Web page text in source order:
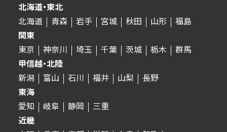
北海道・東北
北海道
青森 岩手 宮城 秋田 山形
福島
関東
東京
神奈川 埼玉 千葉 茨城 栃木
群馬
甲信越・北陸
新潟
富山 石川 福井 山梨
長野
東海
愛知
岐阜 静岡
三重
近畿